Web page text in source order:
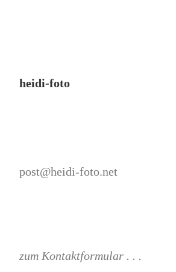
heidi-foto
post@heidi-foto.net
zum Kontaktformular . . .